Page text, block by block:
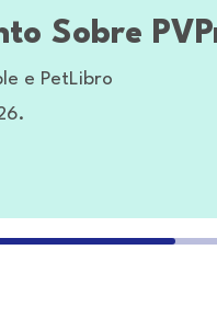
Sobre
e PetLibro